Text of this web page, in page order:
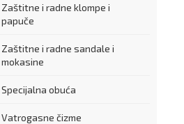
Zaštitne i radne klompe i
papuče
Zaštitne i radne sandale i
mokasine
Specijalna obuća
Vatrogasne čizme